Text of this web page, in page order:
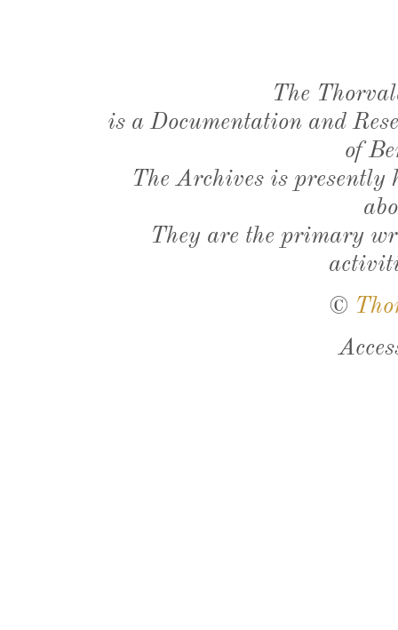
The
is a Documentation and
of
The Archives is presently
They are the primary
©